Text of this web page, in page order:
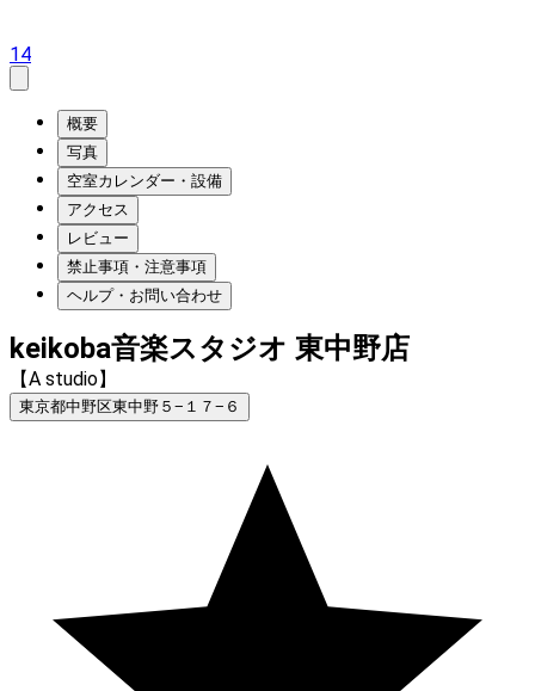
14
概要
写真
空室カレンダー・設備
アクセス
レビュー
禁止事項・注意事項
ヘルプ・お問い合わせ
keikoba音楽スタジオ 東中野店
【A studio】
東京都中野区東中野５−１７−６